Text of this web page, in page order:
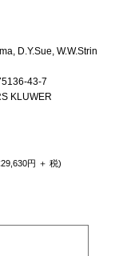
D.Y.Sue, W.W.Strin
43-7
KLUWER
円 ＋ 税)